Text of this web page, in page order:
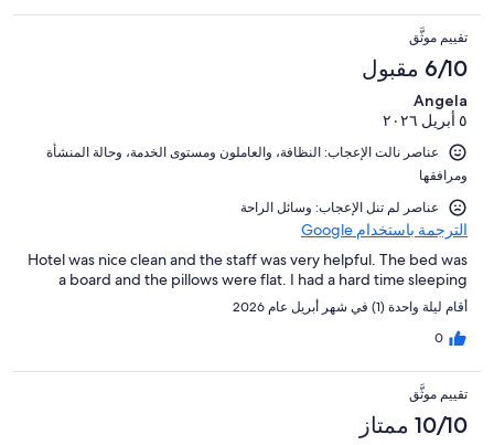
تقييم موثَّق
6/10 مقبول
Angela
٥ أبريل ٢٠٢٦
عناصر نالت الإعجاب: ⁦النظافة⁩، و⁦العاملون ومستوى الخدمة⁩، و⁦حالة المنشأة
ومرافقها⁩
عناصر لم تنل الإعجاب: وسائل الراحة
الترجمة باستخدام Google
Hotel was nice clean and the staff was very helpful. The bed was
a board and the pillows were flat. I had a hard time sleeping
أقام ليلة واحدة (1) في شهر أبريل عام 2026
0
تقييم موثَّق
10/10 ممتاز